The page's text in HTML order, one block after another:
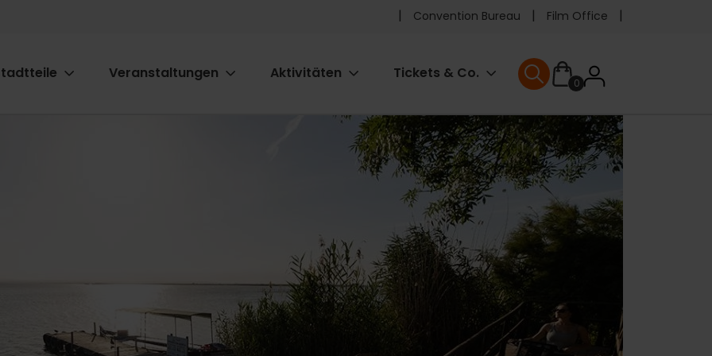
Pre
header
Convention Bureau Film Office
Veranstaltungen Aktivitäten Tickets & Co.
0User
menu
User menu